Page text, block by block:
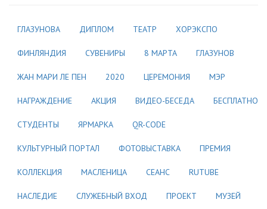
ГЛАЗУНОВА ДИПЛОМ ТЕАТР ХОРЭКСПО
ФИНЛЯНДИЯ СУВЕНИРЫ 8 МАРТА ГЛАЗУНОВ
ЖАН МАРИ ЛЕ ПЕН 2020 ЦЕРЕМОНИЯ МЭР
НАГРАЖДЕНИЕ АКЦИЯ ВИДЕО-БЕСЕДА БЕСПЛАТНО
СТУДЕНТЫ ЯРМАРКА QR-CODE
КУЛЬТУРНЫЙ ПОРТАЛ ФОТОВЫСТАВКА ПРЕМИЯ
КОЛЛЕКЦИЯ МАСЛЕНИЦА СЕАНС RUTUBE
НАСЛЕДИЕ СЛУЖЕБНЫЙ ВХОД ПРОЕКТ МУЗЕЙ